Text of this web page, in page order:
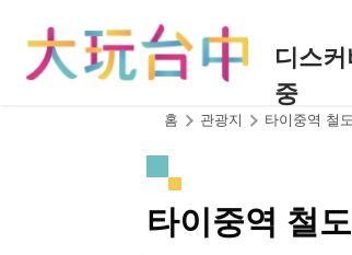
디스
중
홈 관광지 타이중역 철
타이중역 철